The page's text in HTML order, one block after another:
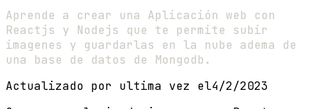
Aprende a crear una Aplicación web con
Reactjs y Nodejs que te permite subir
imagenes y guardarlas en la nube adema de
una base de datos de Mongodb.
Actualizado por ultima vez el4/2/2023